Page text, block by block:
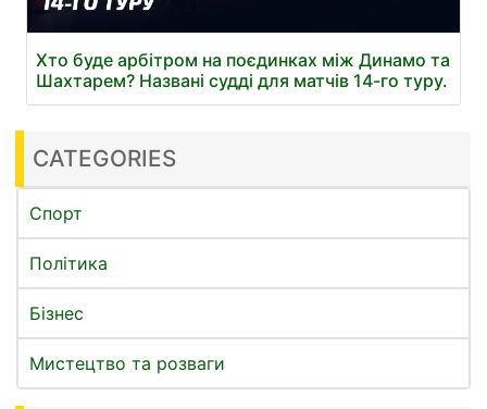
Хто буде арбітром на поєдинках між Динамо та
Шахтарем? Названі судді для матчів 14-го туру.
CATEGORIES
Спорт
Політика
Бізнес
Мистецтво та розваги